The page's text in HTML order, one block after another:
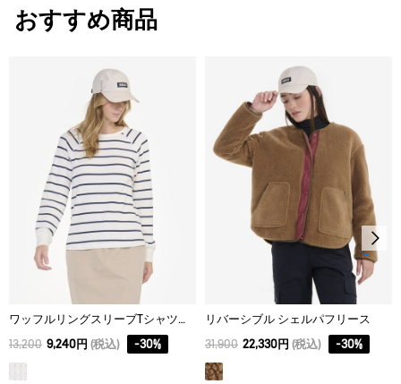
漂白処理はできない。
タンブル乾燥禁止。
脱水後、つり干し乾燥がよい。
アイロン仕上げ処理はできない。
ウェットクリーニング処理ができる。：通常の処理
XS
48
49
L 50
おすすめ商品
ワッフルリングスリーブTシャツストライプ
13,200 9,240円 (税込) -30%
リバーシブル シェルパフリース
31,900 22,330円 (税込) -30%